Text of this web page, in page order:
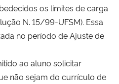
os limites de carga
N. 15/99-UFSM). Essa
no período de Ajuste de
ao aluno solicitar
não sejam do currículo de